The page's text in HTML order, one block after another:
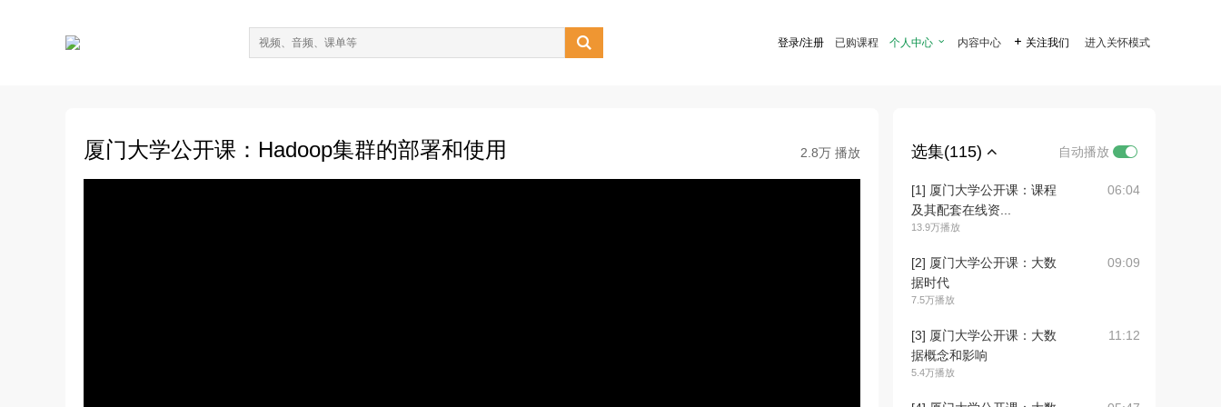
 登录/注册 已购课程 个人中心  内容中心  关注我们 进入关怀模式
厦门大学公开课：Hadoop集群的部署和使用 2.8万 播放 选集(115) 自动播放
[1] 厦门大学公开课：课程
及其配套在线资...
13.9万播放
06:04
[2] 厦门大学公开课：大数
据时代
7.5万播放
09:09
[3] 厦门大学公开课：大数
据概念和影响
5.4万播放
11:12